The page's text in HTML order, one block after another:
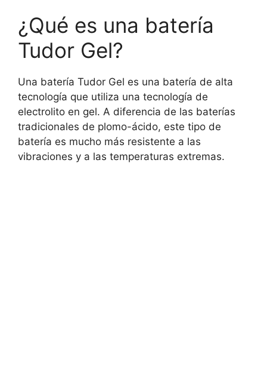
¿Qué es una batería
Tudor Gel?
Una batería Tudor Gel es una batería de alta
tecnología que utiliza una tecnología de
electrolito en gel. A diferencia de las baterías
tradicionales de plomo-ácido, este tipo de
batería es mucho más resistente a las
vibraciones y a las temperaturas extremas.